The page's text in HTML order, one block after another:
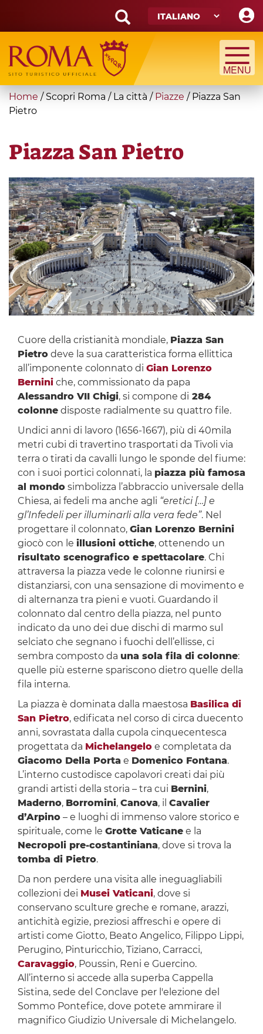
main
content
Search
form
Cerca
You
are
Home / Scopri Roma / La città / Piazze / Piazza San
Pietro
Piazza San Pietro
Cuore della cristianità mondiale, Piazza San
Pietrodeve la sua caratteristica forma ellittica
all’imponente colonnato di Gian Lorenzo
Berniniche, commissionato da papa
Alessandro VII Chigi, si compone di 284
colonnedisposte radialmente su quattro file.
Undici anni di lavoro (1656-1667), più di 40mila
metri cubi di travertino trasportati da Tivoli via
terra o tirati da cavalli lungo le sponde del fiume:
con i suoi portici colonnati, la piazza più famosa
al mondosimbolizza l’abbraccio universale della
Chiesa, ai fedeli ma anche agli “eretici […] e
gl’Infedeli per illuminarli alla vera fede”. Nel
progettare il colonnato, Gian Lorenzo Bernini
giocò con le illusioni ottiche, ottenendo un
risultato scenografico e spettacolare. Chi
attraversa la piazza vede le colonne riunirsi e
distanziarsi, con una sensazione di movimento e
di alternanza tra pieni e vuoti. Guardando il
colonnato dal centro della piazza, nel punto
indicato da uno dei due dischi di marmo sul
selciato che segnano i fuochi dell’ellisse, ci
sembra composto da una sola fila di colonne:
quelle più esterne spariscono dietro quelle della
fila interna.
La piazza è dominata dalla maestosa Basilica di
San Pietro, edificata nel corso di circa duecento
anni, sovrastata dalla cupola cinquecentesca
progettata da Michelangeloe completata da
Giacomo Della Porta e Domenico Fontana.
L’interno custodisce capolavori creati dai più
grandi artisti della storia – tra cui Bernini,
Maderno, Borromini, Canova, il Cavalier
d’Arpino– e luoghi di immenso valore storico e
spirituale, come le Grotte Vaticanee la
Necropoli pre-costantiniana, dove si trova la
tomba di Pietro.
Da non perdere una visita alle ineguagliabili
collezioni dei Musei Vaticani, dove si
conservano sculture greche e romane, arazzi,
antichità egizie, preziosi affreschi e opere di
artisti come Giotto, Beato Angelico, Filippo Lippi,
Perugino, Pinturicchio, Tiziano, Carracci,
Caravaggio, Poussin, Reni e Guercino.
All’interno si accede alla superba Cappella
Sistina, sede del Conclave per l'elezione del
Sommo Pontefice, dove potete ammirare il
magnifico Giudizio Universale di Michelangelo.